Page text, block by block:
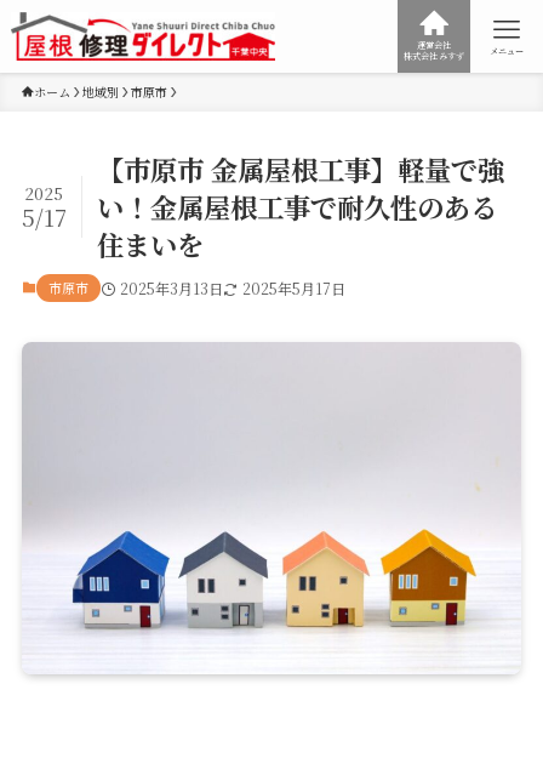
運営会社
株式会社みすず
メニュー
ホーム 地域別 市原市
【市原市 金属屋根工事】軽量で強
い！金属屋根工事で耐久性のある
住まいを
2025
5/17
市原市 2025年3月13日 2025年5月17日